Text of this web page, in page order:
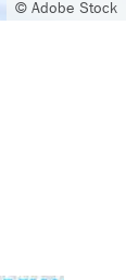
© Adobe Stock